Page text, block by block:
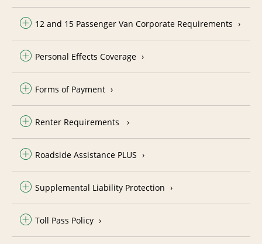
12 and 15 Passenger Van Corporate Requirements
Personal Effects Coverage
Forms of Payment
Renter Requirements
Roadside Assistance PLUS
Supplemental Liability Protection
Toll Pass Policy